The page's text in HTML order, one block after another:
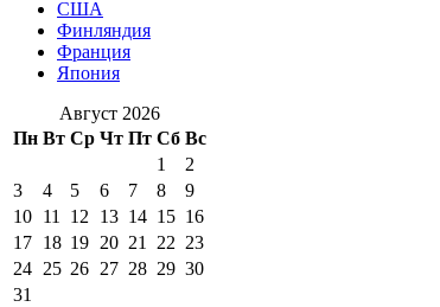
США
Финляндия
Франция
Япония
Август 2026
Пн Вт Ср Чт Пт Сб Вс
1
2
3
4 5 6 7 8
9
10 11 12 13 14 15 16
17 18 19 20 21 22 23
24 25 26 27 28 29 30
31